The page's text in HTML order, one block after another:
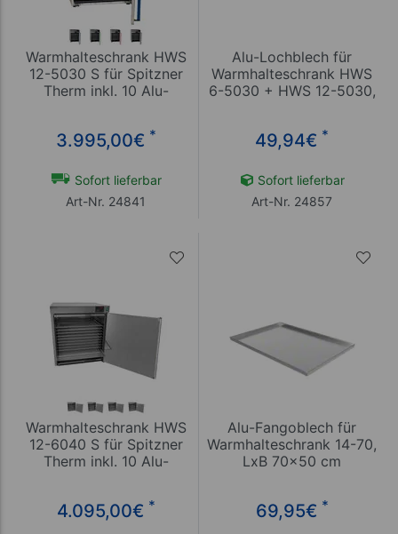
Warmhalteschrank HWS
12-5030 S für Spitzner
Therm inkl. 10 Alu-
3.995,00€ *
Sofort lieferbar
Art-Nr. 24841
Alu-Lochblech für
Warmhalteschrank HWS
6-5030 + HWS 12-5030,
49,94€ *
Sofort lieferbar
Art-Nr. 24857
Warmhalteschrank HWS
12-6040 S für Spitzner
Therm inkl. 10 Alu-
4.095,00€ *
Alu-Fangoblech für
Warmhalteschrank 14-70,
LxB 70x50 cm
69,95€ *